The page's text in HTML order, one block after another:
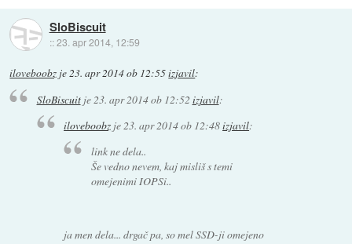
SloBiscuit
::23. apr 2014, 12:59
iloveboobz je23. apr 2014 ob 12:55izjavil:
SloBiscuitje23. apr 2014 ob 12:52 izjavil:
iloveboobz je 23. apr 2014 ob 12:48izjavil:
link ne dela..
Še vedno nevem, kaj misliš s temi
omejenimi IOPSi..
ja men dela... drgač pa, so mel SSD-ji omejeno